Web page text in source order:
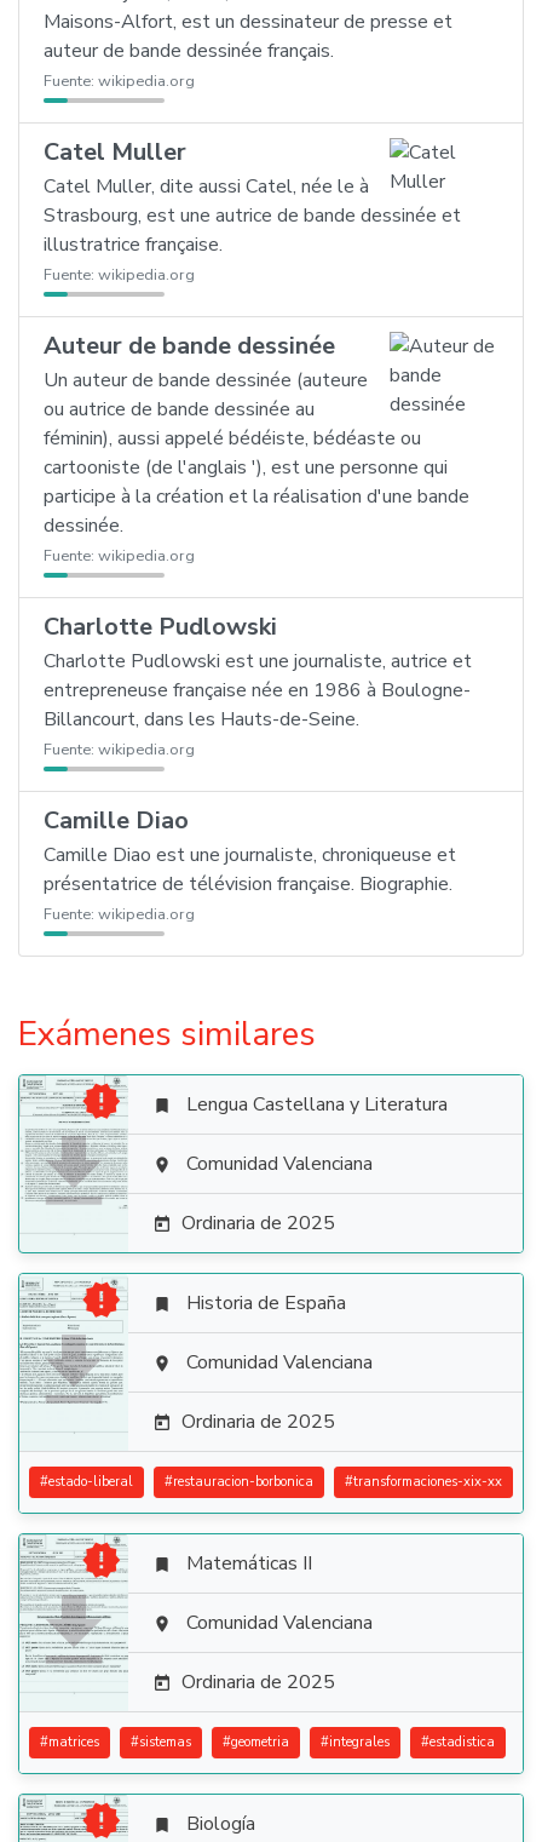
Maisons-Alfort, est un dessinateur de presse et
auteur de bande dessinée français.
Fuente: wikipedia.org
Catel Muller
Catel Muller, dite aussi Catel, née le à
Strasbourg, est une autrice de bande dessinée et
illustratrice française.
Fuente: wikipedia.org
Auteur de bande dessinée
Un auteur de bande dessinée (auteure
ou autrice de bande dessinée au
féminin), aussi appelé bédéiste, bédéaste ou
cartooniste (de l'anglais '), est une personne qui
participe à la création et la réalisation d'une bande
dessinée.
Fuente: wikipedia.org
Charlotte Pudlowski
Charlotte Pudlowski est une journaliste, autrice et
entrepreneuse française née en 1986 à Boulogne-
Billancourt, dans les Hauts-de-Seine.
Fuente: wikipedia.org
Camille Diao
Camille Diao est une journaliste, chroniqueuse et
présentatrice de télévision française. Biographie.
Fuente: wikipedia.org
Exámenes similares

  Lengua Castellana y Literatura
 Comunidad Valenciana
 Ordinaria de 2025

  Historia de España
 Comunidad Valenciana
 Ordinaria de 2025
#estado-liberal #restauracion-borbonica #transformaciones-xix-xx

  Matemáticas II
 Comunidad Valenciana
 Ordinaria de 2025
#matrices #sistemas #geometria #integrales #estadistica
  Biología